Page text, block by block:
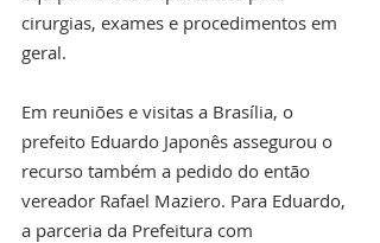
cirurgias, exames e procedimentos em
geral.
Em reuniões e visitas a Brasília, o
prefeito Eduardo Japonês assegurou o
recurso também a pedido do então
vereador Rafael Maziero. Para Eduardo,
a parceria da Prefeitura com